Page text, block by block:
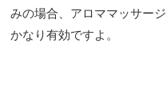
みの場合、アロママッサー
かなり有効ですよ。